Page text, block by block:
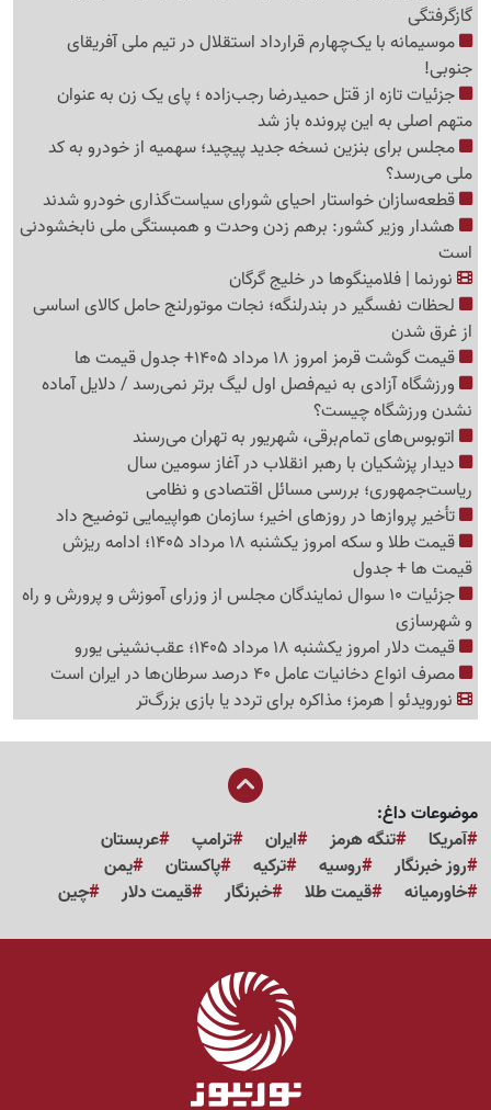
گازگرفتگی
موسیمانه با یک‌چهارم قرارداد استقلال در تیم ملی آفریقای
جنوبی!
جزئیات تازه از قتل حمیدرضا رجب‌زاده ؛ پای یک زن به عنوان
متهم اصلی به این پرونده باز شد
مجلس برای بنزین نسخه جدید پیچید؛ سهمیه از خودرو به کد
ملی می‌رسد؟
قطعه‌سازان خواستار احیای شورای سیاست‌گذاری خودرو شدند
هشدار وزیر کشور: برهم زدن وحدت و همبستگی ملی نابخشودنی
است
نورنما | فلامینگوها در خلیج گرگان
لحظات نفسگیر در بندرلنگه؛ نجات موتورلنج حامل کالای اساسی
از غرق شدن
قیمت گوشت قرمز امروز 18 مرداد 1405+ جدول قیمت ها
ورزشگاه آزادی به نیم‌فصل اول لیگ برتر نمی‌رسد / دلایل آماده
نشدن ورزشگاه چیست؟
اتوبوس‌های تمام‌برقی، شهریور به تهران می‌رسند
دیدار پزشکیان با رهبر انقلاب در آغاز سومین سال
ریاست‌جمهوری؛ بررسی مسائل اقتصادی و نظامی
تأخیر پروازها در روزهای اخیر؛ سازمان هواپیمایی توضیح داد
قیمت طلا و سکه امروز یکشنبه 18 مرداد 1405؛ ادامه ریزش
قیمت ها + جدول
جزئیات 10 سوال نمایندگان مجلس از وزرای آموزش و پرورش و راه
و شهرسازی
قیمت دلار امروز یکشنبه 18 مرداد 1405؛ عقب‌نشینی یورو
مصرف انواع دخانیات عامل 40 درصد سرطان‌ها در ایران است
نورویدئو | هرمز؛ مذاکره برای تردد یا بازی بزرگ‌تر
موضوعات داغ:
آمریکا
تنگه هرمز ایران ترامپ
عربستان
روز خبرنگار
روسیه ترکیه پاکستان
یمن
خاورمیانه
قیمت طلا خبرنگار قیمت دلار چین